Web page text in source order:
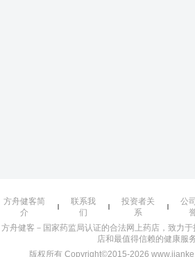
方舟健客简
介
联系我
们
投资者关
系
公
方舟健客－国家药监局认证的合法网上药店，致力
店和最值得信赖的健康服
版权所有 Copyright©2015-2026